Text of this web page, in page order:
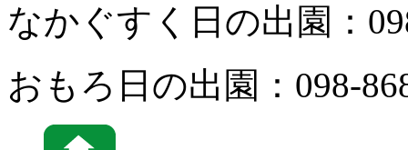
なかぐすく日の出園：
おもろ日の出園： 098-